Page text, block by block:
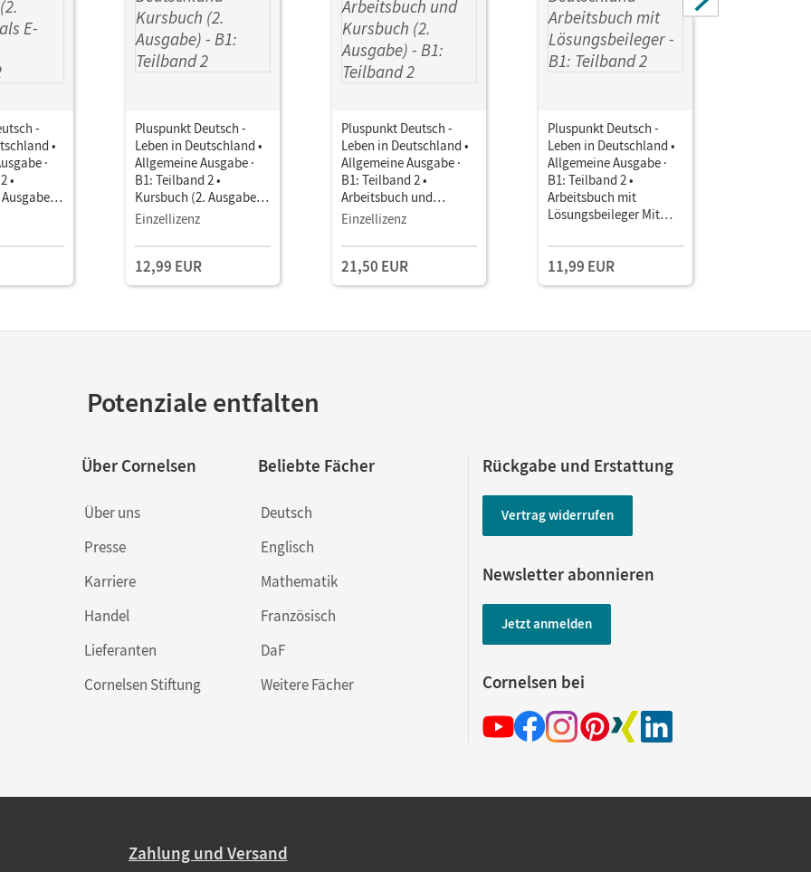
-
•
·
•
Pluspunkt Deutsch -
Leben in Deutschland •
Allgemeine Ausgabe ·
B1: Teilband 2 •
Kursbuch (2. Ausgabe)
Inkl. E-Book und
Einzellizenz
12,99 EUR
Pluspunkt Deutsch -
Leben in Deutschland •
Allgemeine Ausgabe ·
B1: Teilband 2 •
Arbeitsbuch und
Kursbuch (2. Ausgabe)
Einzellizenz
21,50 EUR
Pluspunkt Deutsch -
Leben in Deutschland •
Allgemeine Ausgabe ·
B1: Teilband 2 •
Arbeitsbuch mit
Lösungsbeileger Mit
Audios
11,99 EUR
Potenziale entfalten
Über Cornelsen
Über uns
Presse
Karriere
Handel
Lieferanten
Cornelsen Stiftung
Beliebte Fächer
Deutsch
Englisch
Mathematik
Französisch
DaF
Weitere Fächer
Rückgabe und Erstattung
Vertrag widerrufen
Newsletter abonnieren
Jetzt anmelden
Cornelsen bei
Zahlung und Versand